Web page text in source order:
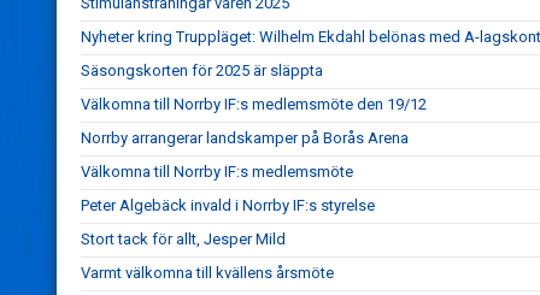
Nyheter kring Truppläget: Wilhelm Ekdahl belönas med A-
Säsongskorten för 2025 är släppta
Välkomna till Norrby IF:s medlemsmöte den 19/12
Norrby arrangerar landskamper på Borås Arena
Välkomna till Norrby IF:s medlemsmöte
Peter Algebäck invald i Norrby IF:s styrelse
Stort tack för allt, Jesper Mild
Varmt välkomna till kvällens årsmöte